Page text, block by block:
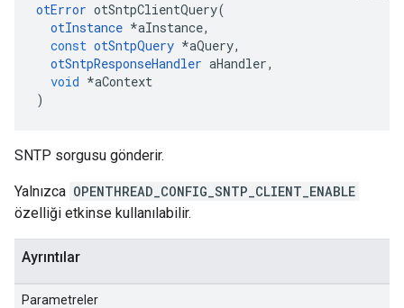
otError otSntpClientQuery(
otInstance *aInstance,
const otSntpQuery *aQuery,
otSntpResponseHandler aHandler,
void *aContext
)
SNTP sorgusu gönderir.
Yalnızca OPENTHREAD_CONFIG_SNTP_CLIENT_ENABLE
özelliği etkinse kullanılabilir.
Ayrıntılar
Parametreler